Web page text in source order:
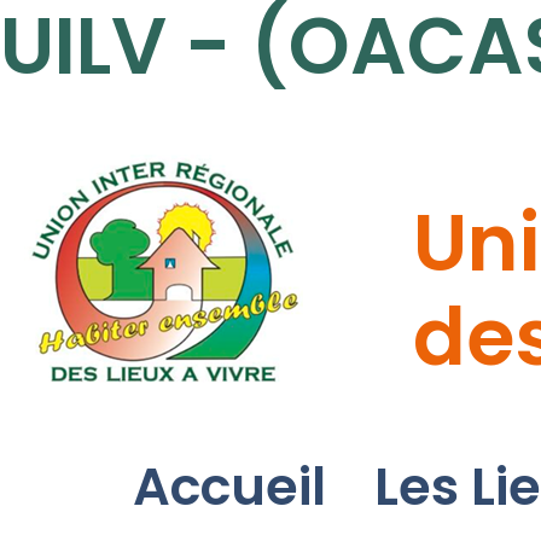
UILV -
Accueil Les